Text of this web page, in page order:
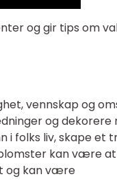
og gir tips om
vennskap og
og dekorere
i folks liv, skape et
kan være
og kan være